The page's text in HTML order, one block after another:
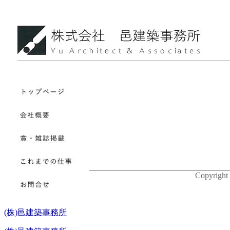
Copyright
(株)邑建築事務所